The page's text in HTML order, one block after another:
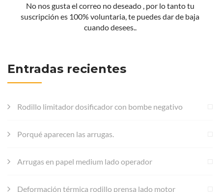
No nos gusta el correo no deseado , por lo tanto tu
suscripción es 100% voluntaria, te puedes dar de baja
cuando desees..
Entradas recientes
Rodillo limitador dosificador con bombe negativo
Porqué aparecen las arrugas.
Arrugas en papel medium lado operador
Deformación térmica rodillo prensa lado motor